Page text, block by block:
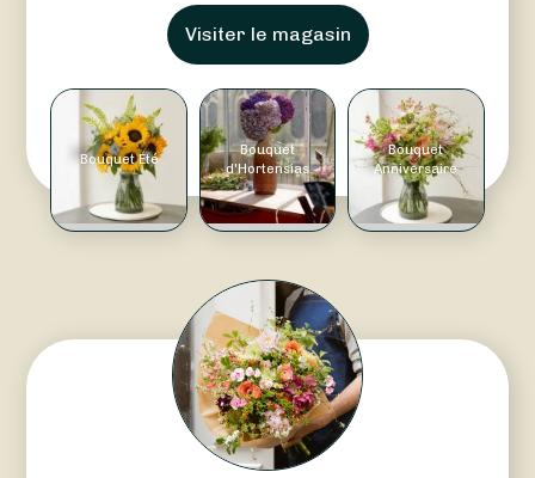
Visiter le magasin
Bouquet Été
Bouquet
d'Hortensias
Bouquet
Anniversaire